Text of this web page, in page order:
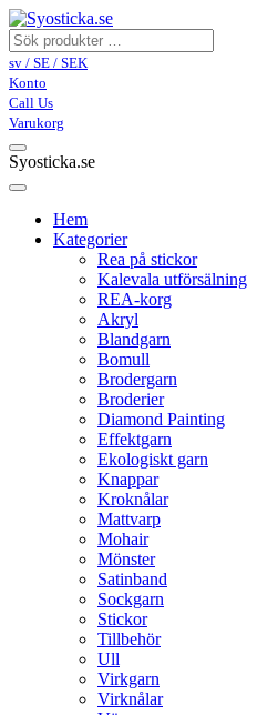
sv / SE / SEK
Konto
Call Us
Varukorg
Syosticka.se
Hem
Kategorier
Rea på stickor
Kalevala utförsälning
REA-korg
Akryl
Blandgarn
Bomull
Brodergarn
Broderier
Diamond Painting
Effektgarn
Ekologiskt garn
Knappar
Kroknålar
Mattvarp
Mohair
Mönster
Satinband
Sockgarn
Stickor
Tillbehör
Ull
Virkgarn
Virknålar